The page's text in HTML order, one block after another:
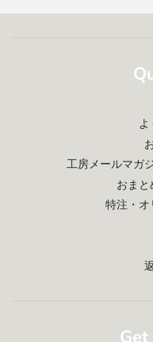
よ
工房メールマガ
おま
特注・オ